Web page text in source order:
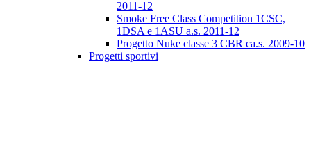
2011-12
Smoke Free Class Competition 1CSC,
1DSA e 1ASU a.s. 2011-12
Progetto Nuke classe 3 CBR ca.s. 2009-10
Progetti sportivi